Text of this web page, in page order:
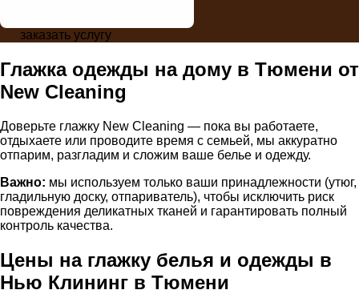
заказать услугу
Глажка одежды на дому в Тюмени от
New Cleaning
Доверьте глажку New Cleaning — пока вы работаете,
отдыхаете или проводите время с семьей, мы аккуратно
отпарим, разгладим и сложим ваше белье и одежду.
Важно: мы используем только ваши принадлежности (утюг,
гладильную доску, отпариватель), чтобы исключить риск
повреждения деликатных тканей и гарантировать полный
контроль качества.
Цены на глажку белья и одежды в
Нью Клининг в Тюмени